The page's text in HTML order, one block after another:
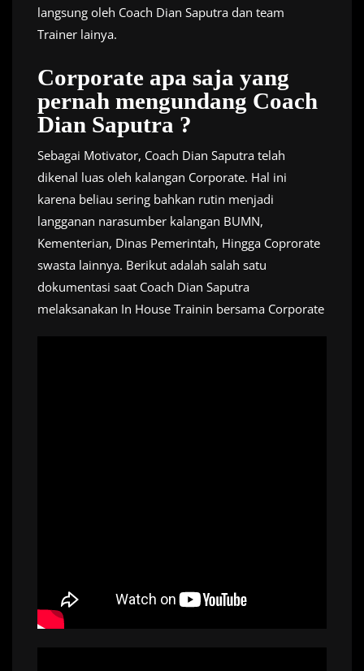
langsung oleh Coach Dian Saputra dan team
Trainer lainya.
Corporate apa saja yang
pernah mengundang Coach
Dian Saputra ?
Sebagai Motivator, Coach Dian Saputra telah
dikenal luas oleh kalangan Corporate. Hal ini
karena beliau sering bahkan rutin menjadi
langganan narasumber kalangan BUMN,
Kementerian, Dinas Pemerintah, Hingga Coprorate
swasta lainnya. Berikut adalah salah satu
dokumentasi saat Coach Dian Saputra
melaksanakan In House Trainin bersama Corporate